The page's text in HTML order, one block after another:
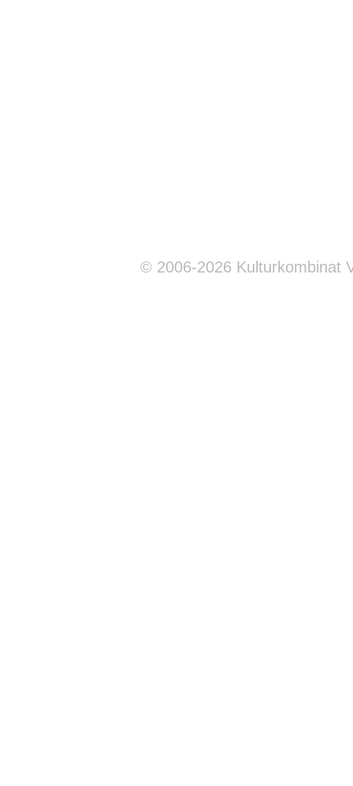
© 2006-2026